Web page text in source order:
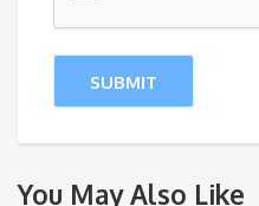
You May Also Like